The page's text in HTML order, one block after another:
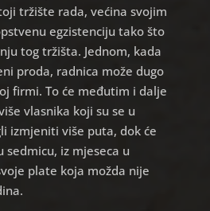
tržište rada, većina svojim
egzistenciju tako što
tog tržišta. Jednom, kada
proda, radnica može dugo
firmi. To će međutim i dalje
vlasnika koji su se u
izmjeniti više puta, dok će
sedmicu, iz mjeseca u
plate koja možda nije